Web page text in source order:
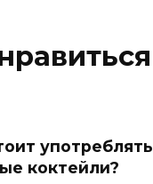
употреблять
коктейли?